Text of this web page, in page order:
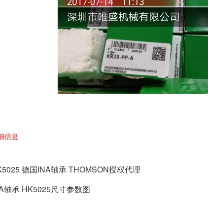
信息
德国INA轴承 THOMSON授权代理
轴承 HK5025尺寸参数图